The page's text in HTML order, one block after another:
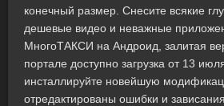
конечный размер. Снесите всякие
дешевые видео и неважные
МногоТАКСИ на Андроид, залитая
портале доступно загрузка от 13
инсталлируйте новейшую
отредактированы ошибки и зависания.